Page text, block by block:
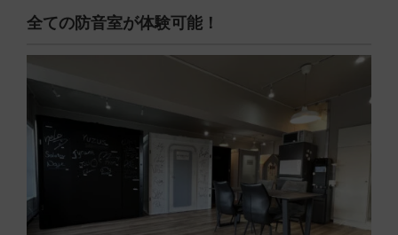
全ての防音室が体験可能！